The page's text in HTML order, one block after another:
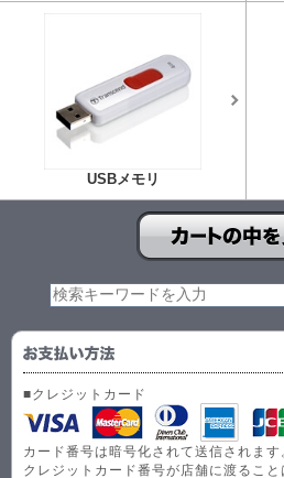
USBメモリ
■クレジットカード
カード番号は暗号化されて送信されます
クレジットカード番号が店舗に渡ること